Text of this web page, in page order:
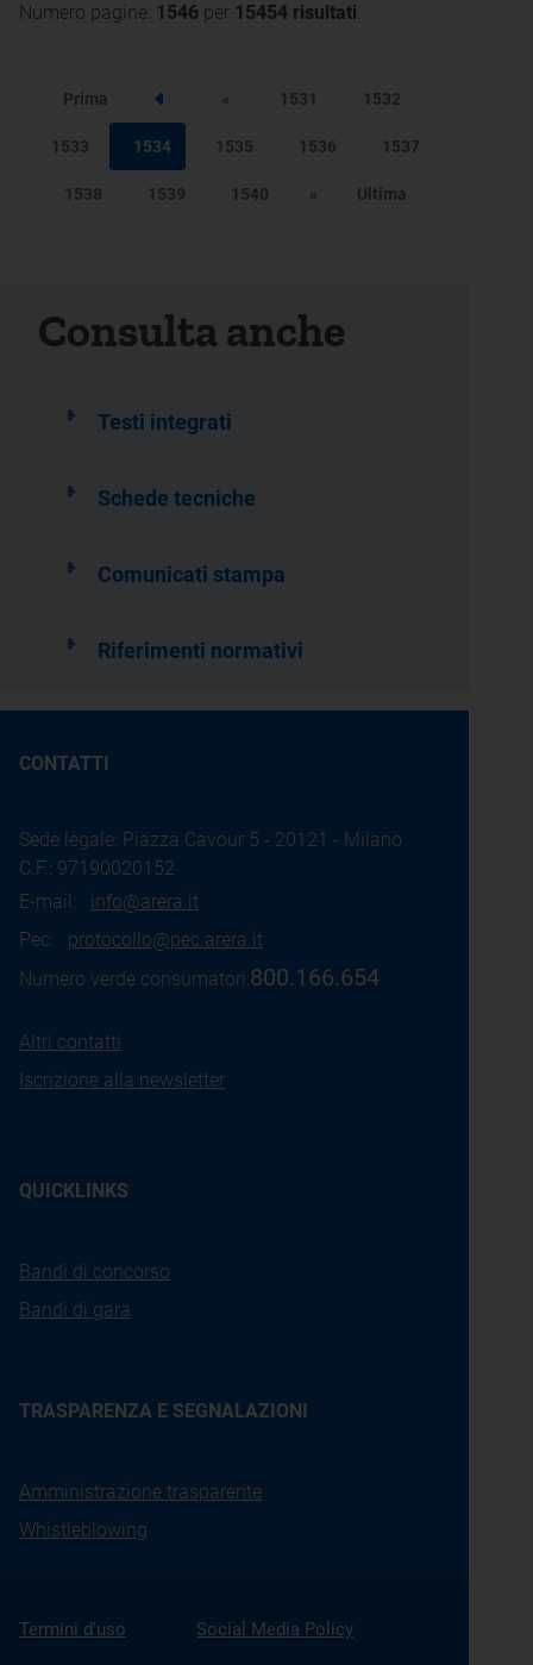
Numero pagine: 1546 per 15454 risultati.
Prima
Step precedente
« 1531 1532
1533 1534 1535 1536 1537
1538 1539 1540 » Ultima
Consulta anche
Testi integrati
Schede tecniche
Comunicati stampa
Riferimenti normativi
CONTATTI
Sede legale: Piazza Cavour 5 - 20121 - Milano
C.F.: 97190020152
E-mail: info@arera.it
Pec: protocollo@pec.arera.it
Numero verde consumatori:800.166.654
Altri contatti
Iscrizione alla newsletter
QUICKLINKS
Bandi di concorso
Bandi di gara
TRASPARENZA E SEGNALAZIONI
Amministrazione trasparente
Whistleblowing
Termini d'uso Social Media Policy